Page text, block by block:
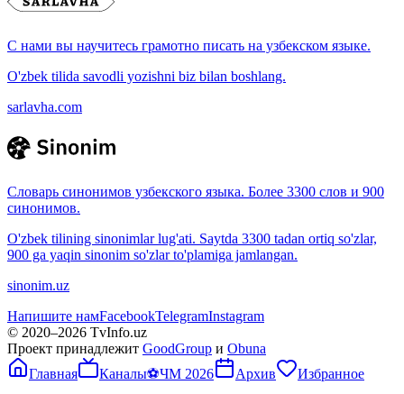
С нами вы научитесь грамотно писать на узбекском языке.
O'zbek tilida savodli yozishni biz bilan boshlang.
sarlavha.com
Словарь синонимов узбекского языка. Более 3300 слов и 900
синонимов.
O'zbek tilining sinonimlar lug'ati. Saytda 3300 tadan ortiq so'zlar,
900 ga yaqin sinonim so'zlar to'plamiga jamlangan.
sinonim.uz
Напишите намFacebookTelegramInstagram
© 2020–2026 TvInfo.uz
Проект принадлежит GoodGroup и Obuna
Главная
Каналы⚽ЧМ 2026 Архив Избранное